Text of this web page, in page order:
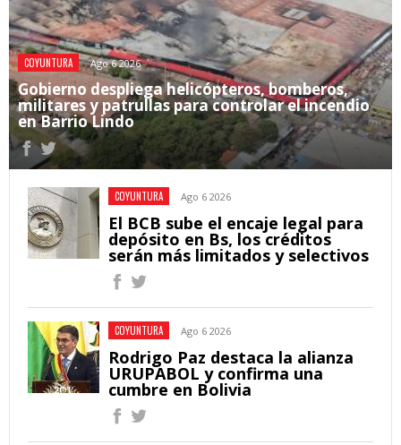
COYUNTURA Ago 6 2026
Gobierno despliega helicópteros, bomberos,
militares y patrullas para controlar el incendio
en Barrio Lindo
COYUNTURA Ago 6 2026
El BCB sube el encaje legal para
depósito en Bs, los créditos
serán más limitados y selectivos
COYUNTURA Ago 6 2026
Rodrigo Paz destaca la alianza
URUPABOL y confirma una
cumbre en Bolivia